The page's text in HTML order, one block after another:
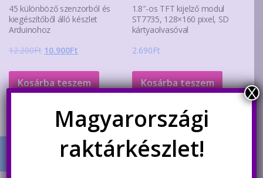
45 különböző szenzorból és
kiegészítőből álló készlet
Arduinohoz
12.200Ft Original
was:
12.200Ft.
10.900Ft
is:
10.900Ft.
Kosárba teszem
1.8″-os TFT kijelző modul
ST7735, 128×160 pixel, SD
kártyaolvasóval
2.690Ft
Kosárba teszem
Magyarországi
raktárkészlet!
X